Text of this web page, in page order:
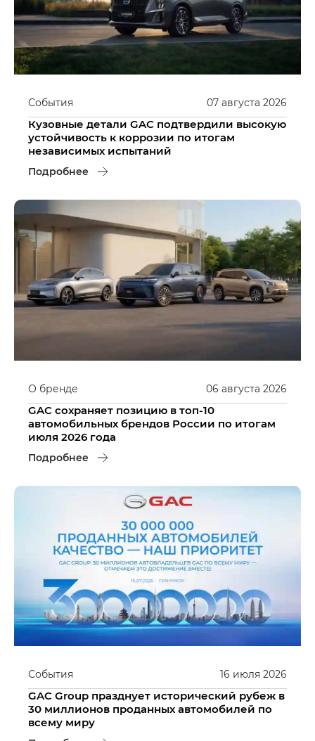
07 августа 2026
События
Кузовные детали GAC подтвердили высокую
устойчивость к коррозии по итогам
независимых испытаний
Подробнее
06 августа 2026
О бренде
GAC сохраняет позицию в топ-10
автомобильных брендов России по итогам
июля 2026 года
Подробнее
16 июля 2026
События
GAC Group празднует исторический рубеж в
30 миллионов проданных автомобилей по
всему миру